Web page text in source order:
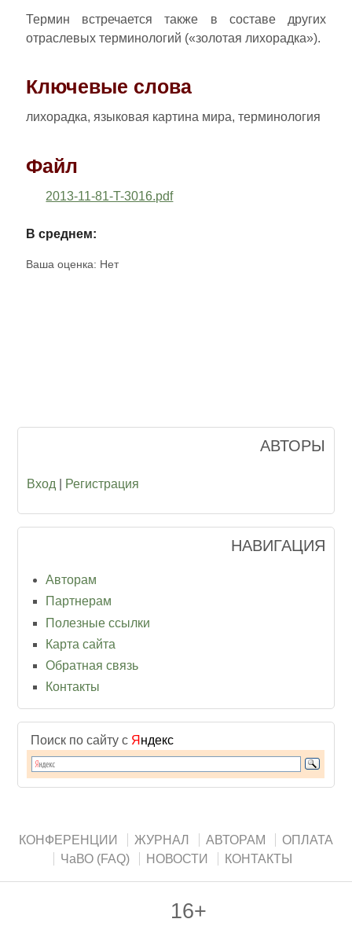
Термин встречается также в составе других
отраслевых терминологий («золотая лихорадка»).
Ключевые слова
лихорадка, языковая картина мира, терминология
Файл
2013-11-81-T-3016.pdf
В среднем:
Ваша оценка: Нет
АВТОРЫ
Вход Регистрация
НАВИГАЦИЯ
Авторам
Партнерам
Полезные ссылки
Карта сайта
Обратная связь
Контакты
Поиск по сайту с Я ндекс
КОНФЕРЕНЦИИ ЖУРНАЛ АВТОРАМ
ОПЛАТА
ЧаВО (FAQ)
НОВОСТИ КОНТАКТЫ
16+